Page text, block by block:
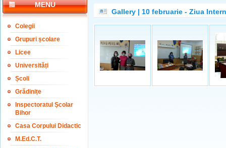
MENU
Colegii
Grupuri școlare
Licee
Universități
Școli
Grădinițe
Inspectoratul Școlar
Bihor
Casa Corpului Didactic
M.Ed.C.T.
Gallery | 10 februarie - Ziua